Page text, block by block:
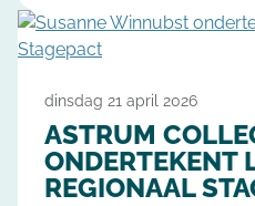
ASTRUM
ONDERTEKENT
REGIONAAL
dinsdag 21 april 2026